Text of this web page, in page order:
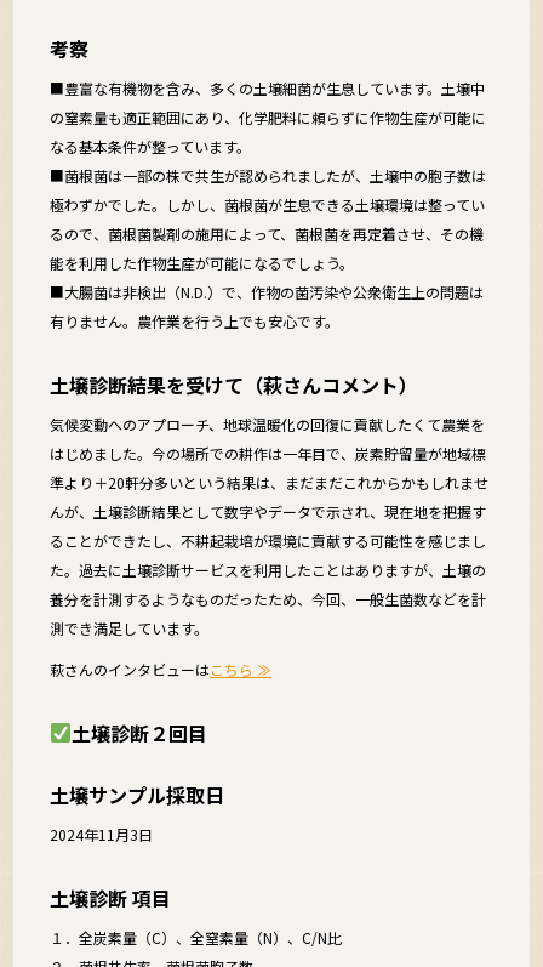
考察
■豊富な有機物を含み、多くの土壌細菌が生息しています。土壌中
の窒素量も適正範囲にあり、化学肥料に頼らずに作物生産が可能に
なる基本条件が整っています。
■菌根菌は一部の株で共生が認められましたが、土壌中の胞子数は
極わずかでした。しかし、菌根菌が生息できる土壌環境は整ってい
るので、菌根菌製剤の施用によって、菌根菌を再定着させ、その機
能を利用した作物生産が可能になるでしょう。
■大腸菌は非検出（N.D.）で、作物の菌汚染や公衆衛生上の問題は
有りません。農作業を行う上でも安心です。
土壌診断結果を受けて（萩さんコメント）
気候変動へのアプローチ、地球温暖化の回復に貢献したくて農業を
はじめました。今の場所での耕作は一年目で、炭素貯留量が地域標
準より＋20軒分多いという結果は、まだまだこれからかもしれませ
んが、土壌診断結果として数字やデータで示され、現在地を把握す
ることができたし、不耕起栽培が環境に貢献する可能性を感じまし
た。過去に土壌診断サービスを利用したことはありますが、土壌の
養分を計測するようなものだったため、今回、一般生菌数などを計
測でき満足しています。
萩さんのインタビューはこちら ≫
土壌診断２回目
土壌サンプル採取日
2024年11月3日
土壌診断 項目
１．全炭素量（C）、全窒素量（N）、C/N比